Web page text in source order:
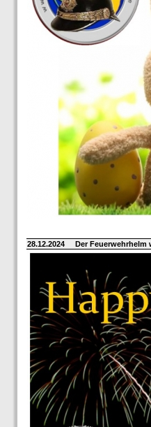
28.12.2024 Der